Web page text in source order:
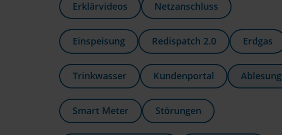
Erklärvideos Netzanschluss
Einspeisung Redispatch 2.0 Erdgas
Trinkwasser Kundenportal Ablesung
Smart Meter Störungen